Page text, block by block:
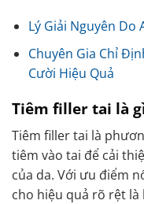
Lý Giải Nguyên Do
Chuyên Gia Chỉ
Cười Hiệu Quả
Tiêm filler tai là
Tiêm filler tai là
tiêm vào tai để cải
của da. Với ưu điểm
cho hiệu quả rõ rệt